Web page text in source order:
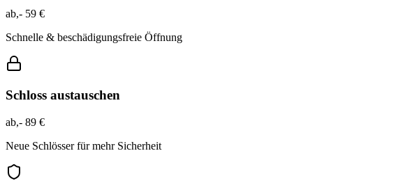
ab,- 59 €
Schnelle & beschädigungsfreie Öffnung
Schloss austauschen
ab,- 89 €
Neue Schlösser für mehr Sicherheit